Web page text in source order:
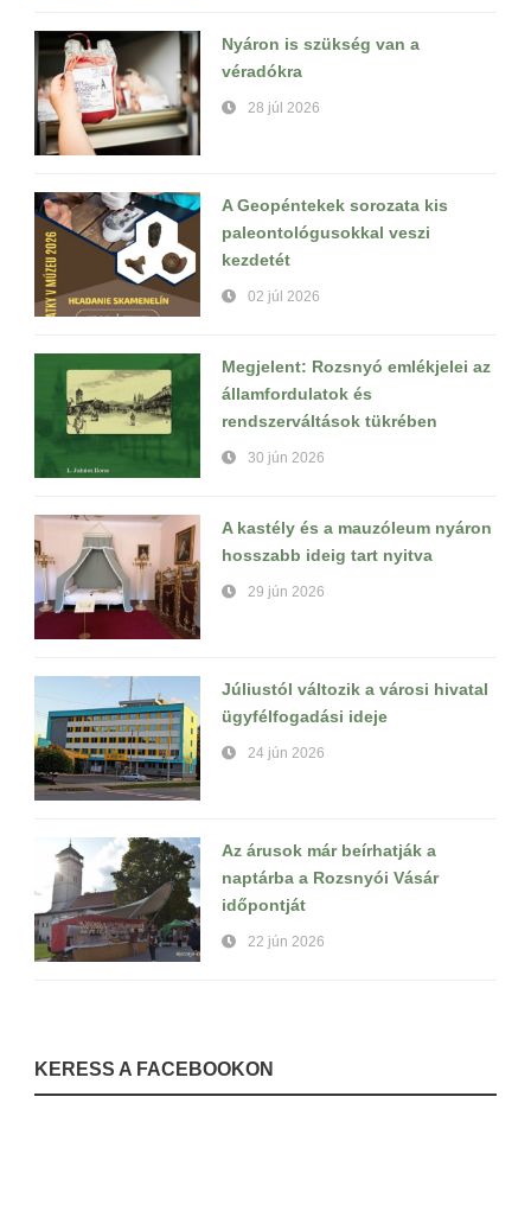
Nyáron is szükség van a
véradókra
28 júl 2026
A Geopéntekek sorozata kis
paleontológusokkal veszi
kezdetét
02 júl 2026
Megjelent: Rozsnyó emlékjelei az
államfordulatok és
rendszerváltások tükrében
30 jún 2026
A kastély és a mauzóleum nyáron
hosszabb ideig tart nyitva
29 jún 2026
Júliustól változik a városi hivatal
ügyfélfogadási ideje
24 jún 2026
Az árusok már beírhatják a
naptárba a Rozsnyói Vásár
időpontját
22 jún 2026
KERESS A FACEBOOKON